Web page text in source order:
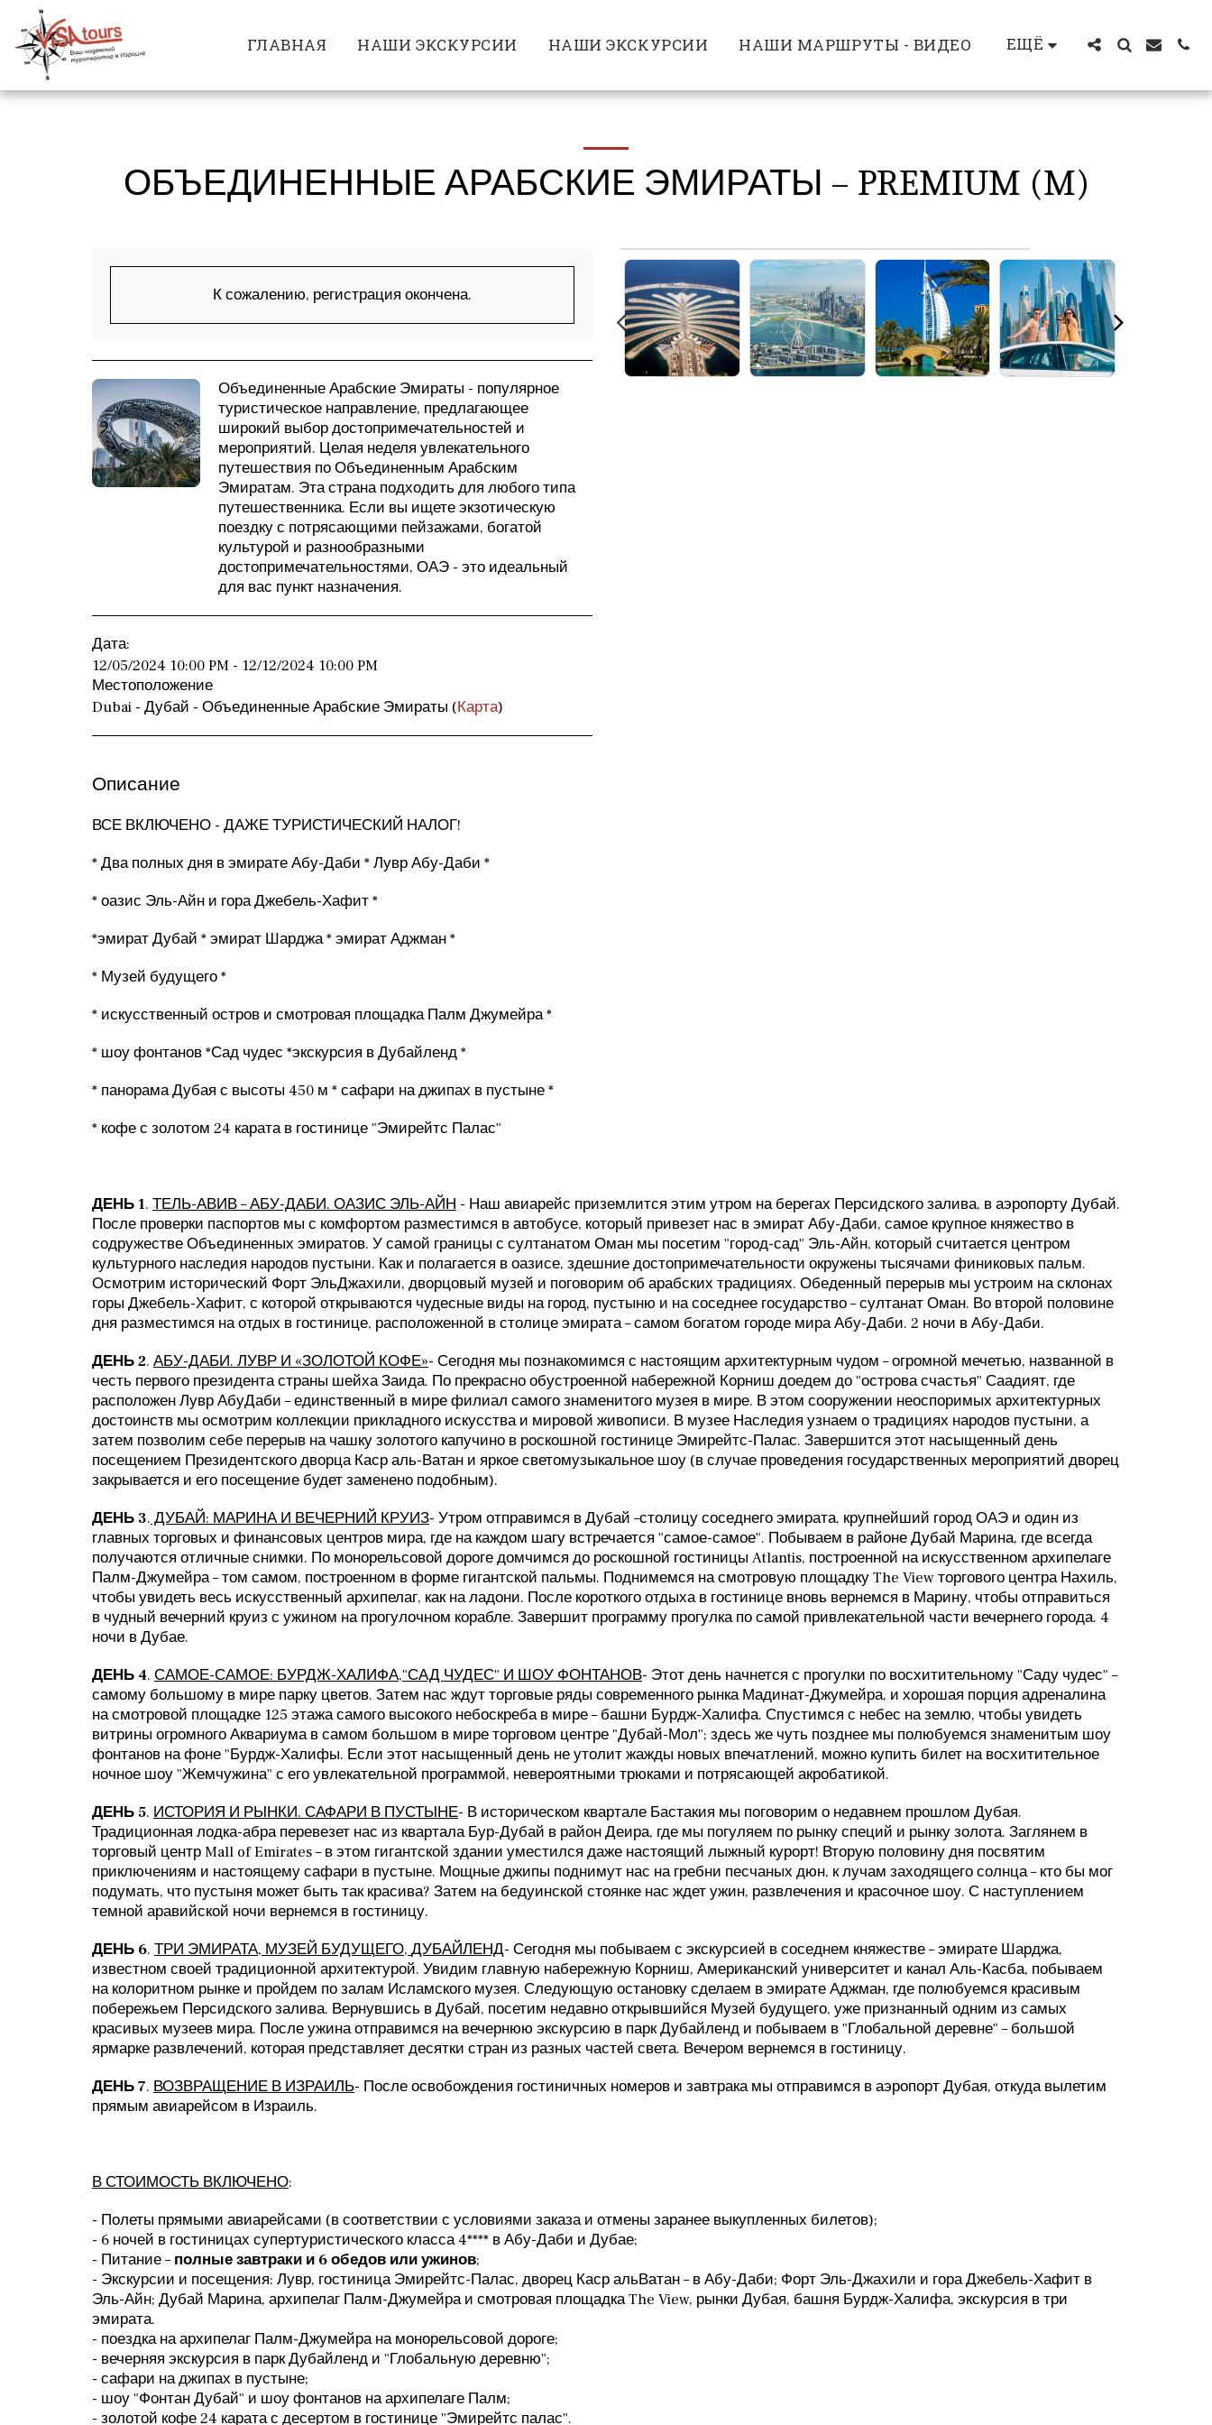
ГЛАВНАЯ НАШИ ЭКСКУРСИИ НАШИ ЭКСКУРСИИ НАШИ МАРШРУТЫ - ВИДЕО ЕЩЁ
ОБЪЕДИНЕННЫЕ АРАБСКИЕ ЭМИРАТЫ – PREMIUM (M)
К сожалению, регистрация окончена.
Объединенные Арабские Эмираты - популярное
туристическое направление, предлагающее
широкий выбор достопримечательностей и
мероприятий. Целая неделя увлекательного
путешествия по Объединенным Арабским
Эмиратам. Эта страна подходить для любого типа
путешественника. Если вы ищете экзотическую
поездку с потрясающими пейзажами, богатой
культурой и разнообразными
достопримечательностями, ОАЭ - это идеальный
для вас пункт назначения.
Дата:
12/05/2024 10:00 PM - 12/12/2024 10:00 PM
Местоположение
Dubai - Дубай - Объединенные Арабские Эмираты (Карта)
Описание
ВСЕ ВКЛЮЧЕНО - ДАЖЕ ТУРИСТИЧЕСКИЙ НАЛОГ!
* Два полных дня в эмирате Абу-Даби * Лувр Абу-Даби *
* оазис Эль-Айн и гора Джебель-Хафит *
*эмират Дубай * эмират Шарджа * эмират Аджман *
* Музей будущего *
* искусственный остров и смотровая площадка Палм Джумейра *
* шоу фонтанов *Сад чудес *экскурсия в Дубайленд *
* панорама Дубая с высоты 450 м * сафари на джипах в пустыне *
* кофе с золотом 24 карата в гостинице "Эмирейтс Палас"
ДЕНЬ 1. ТЕЛЬ-АВИВ – АБУ-ДАБИ. ОАЗИС ЭЛЬ-АЙН - Наш авиарейс приземлится этим утром на берегах Персидского залива, в аэропорту Дубай.
После проверки паспортов мы с комфортом разместимся в автобусе, который привезет нас в эмират Абу-Даби, самое крупное княжество в
содружестве Объединенных эмиратов. У самой границы с султанатом Оман мы посетим "город-сад" Эль-Айн, который считается центром
культурного наследия народов пустыни. Как и полагается в оазисе, здешние достопримечательности окружены тысячами финиковых пальм.
Осмотрим исторический Форт ЭльДжахили, дворцовый музей и поговорим об арабских традициях. Обеденный перерыв мы устроим на склонах
горы Джебель-Хафит, с которой открываются чудесные виды на город, пустыню и на соседнее государство – султанат Оман. Во второй половине
дня разместимся на отдых в гостинице, расположенной в столице эмирата – самом богатом городе мира Абу-Даби. 2 ночи в Абу-Даби.
ДЕНЬ 2. АБУ-ДАБИ. ЛУВР И «ЗОЛОТОЙ КОФЕ»- Сегодня мы познакомимся с настоящим архитектурным чудом – огромной мечетью, названной в
честь первого президента страны шейха Заида. По прекрасно обустроенной набережной Корниш доедем до "острова счастья" Саадият, где
расположен Лувр АбуДаби – единственный в мире филиал самого знаменитого музея в мире. В этом сооружении неоспоримых архитектурных
достоинств мы осмотрим коллекции прикладного искусства и мировой живописи. В музее Наследия узнаем о традициях народов пустыни, а
затем позволим себе перерыв на чашку золотого капучино в роскошной гостинице Эмирейтс-Палас. Завершится этот насыщенный день
посещением Президентского дворца Каср аль-Ватан и яркое светомузыкальное шоу (в случае проведения государственных мероприятий дворец
закрывается и его посещение будет заменено подобным).
ДЕНЬ 3. ДУБАЙ: МАРИНА И ВЕЧЕРНИЙ КРУИЗ- Утром отправимся в Дубай –столицу соседнего эмирата, крупнейший город ОАЭ и один из
главных торговых и финансовых центров мира, где на каждом шагу встречается "самое-самое". Побываем в районе Дубай Марина, где всегда
получаются отличные снимки. По монорельсовой дороге домчимся до роскошной гостиницы Atlantis, построенной на искусственном архипелаге
Палм-Джумейра – том самом, построенном в форме гигантской пальмы. Поднимемся на смотровую площадку The View торгового центра Нахиль,
чтобы увидеть весь искусственный архипелаг, как на ладони. После короткого отдыха в гостинице вновь вернемся в Марину, чтобы отправиться
в чудный вечерний круиз с ужином на прогулочном корабле. Завершит программу прогулка по самой привлекательной части вечернего города. 4
ночи в Дубае.
ДЕНЬ 4. САМОЕ-САМОЕ: БУРДЖ-ХАЛИФА,"САД ЧУДЕС" И ШОУ ФОНТАНОВ- Этот день начнется с прогулки по восхитительному "Саду чудес" –
самому большому в мире парку цветов. Затем нас ждут торговые ряды современного рынка Мадинат-Джумейра, и хорошая порция адреналина
на смотровой площадке 125 этажа самого высокого небоскреба в мире – башни Бурдж-Халифа. Спустимся с небес на землю, чтобы увидеть
витрины огромного Аквариума в самом большом в мире торговом центре "Дубай-Мол"; здесь же чуть позднее мы полюбуемся знаменитым шоу
фонтанов на фоне "Бурдж-Халифы. Если этот насыщенный день не утолит жажды новых впечатлений, можно купить билет на восхитительное
ночное шоу "Жемчужина" с его увлекательной программой, невероятными трюками и потрясающей акробатикой.
ДЕНЬ 5. ИСТОРИЯ И РЫНКИ. САФАРИ В ПУСТЫНЕ- В историческом квартале Бастакия мы поговорим о недавнем прошлом Дубая.
Традиционная лодка-абра перевезет нас из квартала Бур-Дубай в район Деира, где мы погуляем по рынку специй и рынку золота. Заглянем в
торговый центр Mall of Emirates – в этом гигантской здании уместился даже настоящий лыжный курорт! Вторую половину дня посвятим
приключениям и настоящему сафари в пустыне. Мощные джипы поднимут нас на гребни песчаных дюн, к лучам заходящего солнца – кто бы мог
подумать, что пустыня может быть так красива? Затем на бедуинской стоянке нас ждет ужин, развлечения и красочное шоу. С наступлением
темной аравийской ночи вернемся в гостиницу.
ДЕНЬ 6. ТРИ ЭМИРАТА, МУЗЕЙ БУДУЩЕГО, ДУБАЙЛЕНД- Сегодня мы побываем с экскурсией в соседнем княжестве – эмирате Шарджа,
известном своей традиционной архитектурой. Увидим главную набережную Корниш, Американский университет и канал Аль-Касба, побываем
на колоритном рынке и пройдем по залам Исламского музея. Следующую остановку сделаем в эмирате Аджман, где полюбуемся красивым
побережьем Персидского залива. Вернувшись в Дубай, посетим недавно открывшийся Музей будущего, уже признанный одним из самых
красивых музеев мира. После ужина отправимся на вечернюю экскурсию в парк Дубайленд и побываем в "Глобальной деревне" – большой
ярмарке развлечений, которая представляет десятки стран из разных частей света. Вечером вернемся в гостиницу.
ДЕНЬ 7. ВОЗВРАЩЕНИЕ В ИЗРАИЛЬ- После освобождения гостиничных номеров и завтрака мы отправимся в аэропорт Дубая, откуда вылетим
прямым авиарейсом в Израиль.
В СТОИМОСТЬ ВКЛЮЧЕНО:
- Полеты прямыми авиарейсами (в соответствии с условиями заказа и отмены заранее выкупленных билетов);
- 6 ночей в гостиницах супертуристического класса 4**** в Абу-Даби и Дубае;
- Питание –полные завтраки и 6 обедов или ужинов;
- Экскурсии и посещения: Лувр, гостиница Эмирейтс-Палас, дворец Каср альВатан – в Абу-Даби; Форт Эль-Джахили и гора Джебель-Хафит в
Эль-Айн; Дубай Марина, архипелаг Палм-Джумейра и смотровая площадка The View, рынки Дубая, башня Бурдж-Халифа, экскурсия в три
эмирата.
- поездка на архипелаг Палм-Джумейра на монорельсовой дороге;
- вечерняя экскурсия в парк Дубайленд и "Глобальную деревню";
- сафари на джипах в пустыне;
- шоу "Фонтан Дубай" и шоу фонтанов на архипелаге Палм;
- золотой кофе 24 карата с десертом в гостинице "Эмирейтс палас".